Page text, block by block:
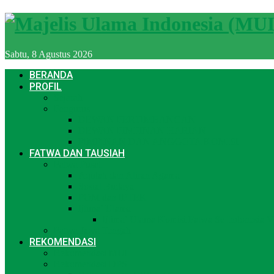
Sabtu, 8 Agustus 2026
BERANDA
PROFIL
FATWA DAN TAUSIAH
REKOMENDASI